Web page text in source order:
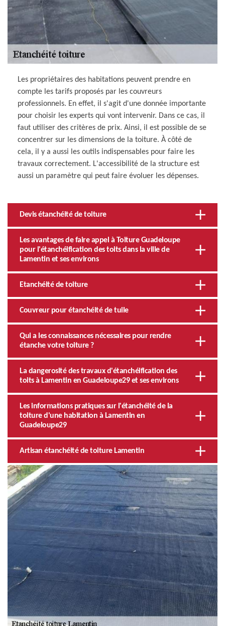
Les propriétaires des habitations peuvent prendre en
compte les tarifs proposés par les couvreurs
professionnels. En effet, il s'agit d'une donnée importante
pour choisir les experts qui vont intervenir. Dans ce cas, il
faut utiliser des critères de prix. Ainsi, il est possible de se
concentrer sur les dimensions de la toiture. À côté de
cela, il y a aussi les outils indispensables pour faire les
travaux correctement. L'accessibilité de la structure est
aussi un paramètre qui peut faire évoluer les dépenses.
Devis étanchéité de toiture
Les avantages de faire appel à Toiture Guadeloupe
pour l'étanchéification des toits dans la ville de
Lamentin et ses environs
Etanchéité de toiture
Couvreur pour étanchéité de tuile
Qui a les connaissances nécessaires pour rendre
étanche votre toiture ?
La dangerosité des travaux d'étanchéification des
toits à Lamentin en Guadeloupe29 et ses environs
Les informations pratiques sur l'étanchéité de la
toiture d'une habitation à Lamentin en
Guadeloupe29
Artisan étanchéité de toiture Lamentin